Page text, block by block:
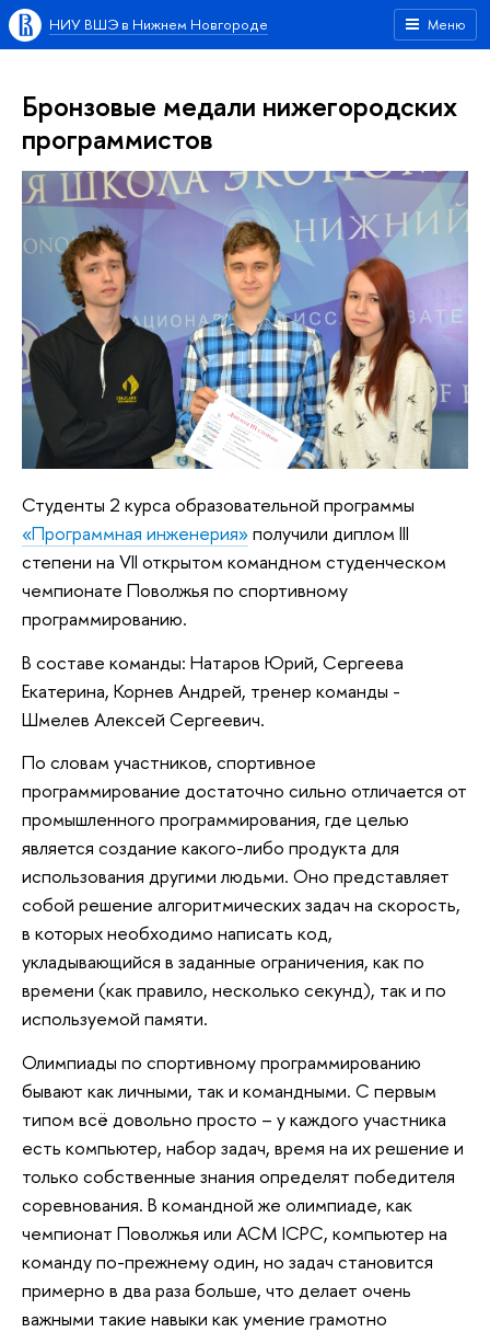
Меню
НИУ ВШЭ в Нижнем Новгороде
Бронзовые медали нижегородских
программистов
Студенты 2 курса образовательной программы
«Программная инженерия»получили диплом III
степени на VII открытом командном студенческом
чемпионате Поволжья по спортивному
программированию.
В составе команды: Натаров Юрий, Сергеева
Екатерина, Корнев Андрей, тренер команды -
Шмелев Алексей Сергеевич.
По словам участников, спортивное
программирование достаточно сильно отличается от
промышленного программирования, где целью
является создание какого-либо продукта для
использования другими людьми. Оно представляет
собой решение алгоритмических задач на скорость,
в которых необходимо написать код,
укладывающийся в заданные ограничения, как по
времени (как правило, несколько секунд), так и по
используемой памяти.
Олимпиады по спортивному программированию
бывают как личными, так и командными. С первым
типом всё довольно просто – у каждого участника
есть компьютер, набор задач, время на их решение и
только собственные знания определят победителя
соревнования. В командной же олимпиаде, как
чемпионат Поволжья или ACM ICPC, компьютер на
команду по-прежнему один, но задач становится
примерно в два раза больше, что делает очень
важными такие навыки как умение грамотно